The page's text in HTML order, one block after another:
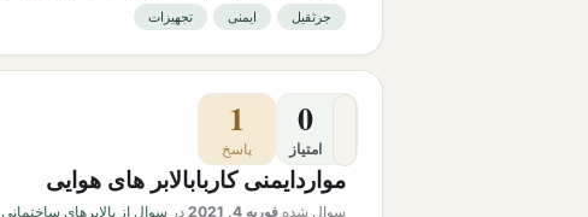
جرثقیل ایمنی تجهیزات
0
امتیاز
1
پاسخ
مواردایمنی کاربابالابر های هوایی
سوال شده فوریه 4, 2021 در سوال از بالابرهای ساختمانی